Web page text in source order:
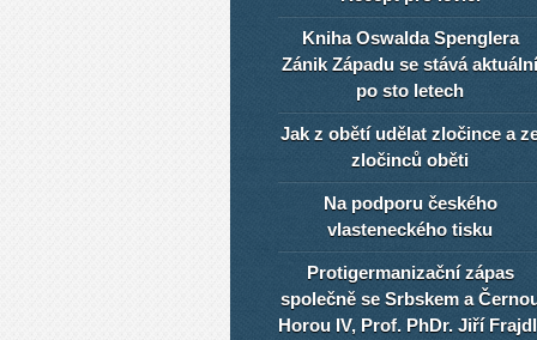
Kniha Oswalda Spenglera
Zánik Západu se stává aktuální
po sto letech
Jak z obětí udělat zločince a
zločinců oběti
Na podporu českého
vlasteneckého tisku
Protigermanizační zápas
společně se Srbskem a
Horou IV, Prof. PhDr. Jiří